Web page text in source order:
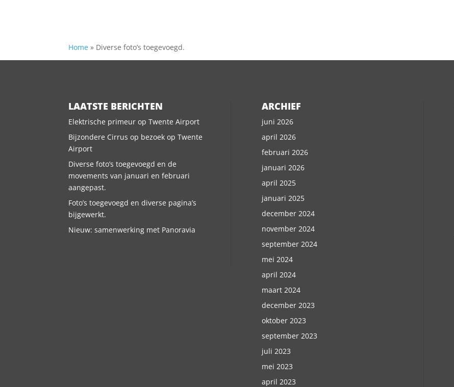
Home » Diverse foto’s toegevoegd.
LAATSTE BERICHTEN
Elektrische primeur op Twente Airport
Bijzondere Cirrus op bezoek op Twente
Airport
Diverse foto’s toegevoegd en de
movements van januari en februari
aangepast.
Foto’s toegevoegd en diverse pagina’s
bijgewerkt.
Nieuw: samenwerking met Panoravia
ARCHIEF
juni 2026
april 2026
februari 2026
januari 2026
april 2025
januari 2025
december 2024
november 2024
september 2024
mei 2024
april 2024
maart 2024
december 2023
oktober 2023
september 2023
juli 2023
mei 2023
april 2023